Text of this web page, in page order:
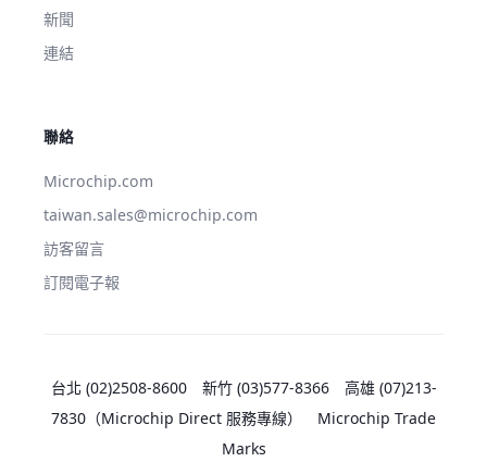
新聞
連結
聯絡
Microchip.com
taiwan.sales@microchip.com
訪客留言
訂閱電子報
台北 (02)2508-8600 新竹 (03)577-8366
高雄 (07)213-
7830 （Microchip Direct 服務專線） Microchip Trade
Marks